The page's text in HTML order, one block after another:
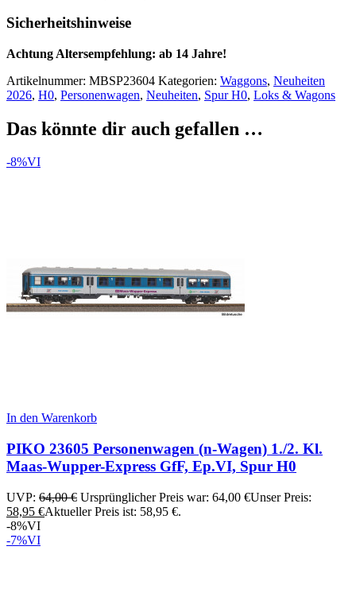
Sicherheitshinweise
Achtung Altersempfehlung: ab 14 Jahre!
Artikelnummer: MBSP23604 Kategorien: Waggons, Neuheiten
2026, H0, Personenwagen, Neuheiten, Spur H0, Loks & Wagons
Das könnte dir auch gefallen …
-8%VI
In den Warenkorb
PIKO 23605 Personenwagen (n-Wagen) 1./2. Kl.
Maas-Wupper-Express GfF, Ep.VI, Spur H0
UVP: 64,00€ Ursprünglicher Preis war: 64,00 €Unser Preis:
58,95 €Aktueller Preis ist: 58,95 €.
-8%VI
-7%VI